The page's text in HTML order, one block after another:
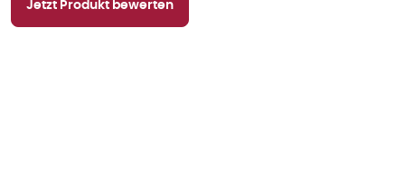
Jetzt Produkt bewerten